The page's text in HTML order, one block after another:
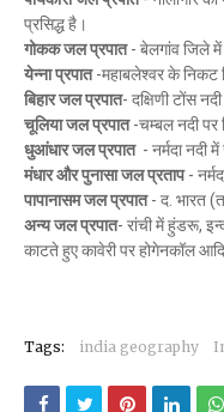
प्रसिद्ध है।
गोकक जल प्रपात- बेलगांव जिले
येन्ना प्रपात-महाबलेश्वर के निकट
बिहार जल प्रपात- दक्षिणी टोंस
चूलिया जल प्रपात-चम्बल नदी
धुआंधार जल प्रपात- नर्मदा नदी
मंधार और पुनासा जल प्रताप-
पापानासम जल प्रपात- द. भारत
अन्य जल प्रपात- रांची में हुंडरू,
काटते हुए कावेरी परहोगेनकॉल
Tags: india geography